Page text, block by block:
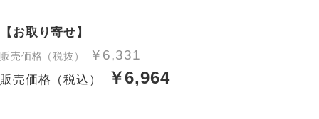
【お取り寄せ】
販売価格（税抜） ￥6,331
販売価格（税込） ￥6,964